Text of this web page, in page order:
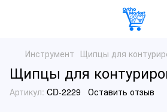
Инструмент Щипцы для
Щипцы для
Артикул: CD-2229 Оставить отзыв